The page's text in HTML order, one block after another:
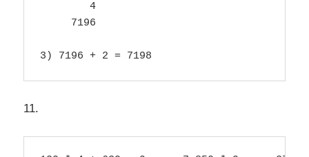
        4
     7196
3) 7196 + 2 = 7198
11.